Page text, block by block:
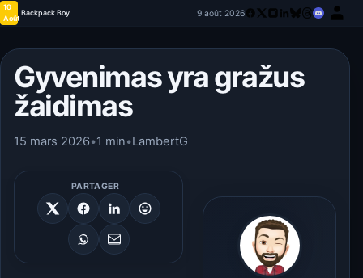
10
Août
Backpack Boy 9 août 2026
Gyvenimas yra gražus
žaidimas
15 mars 2026•1 min•LambertG
PARTAGER